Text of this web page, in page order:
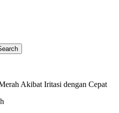
Akibat Iritasi dengan Cepat